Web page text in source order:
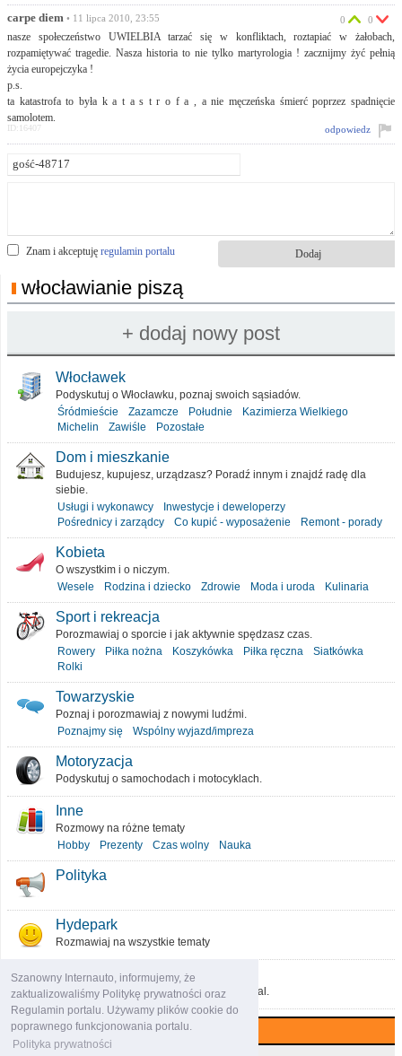
Szanowny Internauto, informujemy, że
zaktualizowaliśmy Politykę prywatności oraz
Regulamin portalu. Używamy plików cookie do
poprawnego funkcjonowania portalu.
Polityka prywatności
carpe diem • 11 lipca 2010, 23:55
nasze społeczeństwo UWIELBIA tarzać się w konfliktach, roztapiać w żałobach,
rozpamiętywać tragedie. Nasza historia to nie tylko martyrologia ! zacznijmy żyć pełnią
życia europejczyka !
p.s.
ta katastrofa to była k a t a s t r o f a , a nie męczeńska śmierć poprzez spadnięcie
samolotem.
0 0
odpowiedz
ID:16407
Znam i akceptuję regulamin portalu
włocławianie piszą
Włocławek
Podyskutuj o Włocławku, poznaj swoich sąsiadów.
Śródmieście
Zazamcze Południe
Kazimierza Wielkiego
Michelin
Zawiśle Pozostałe
Dom i mieszkanie
Budujesz, kupujesz, urządzasz? Poradź innym i znajdź radę dla
siebie.
Usługi i wykonawcy
Inwestycje i deweloperzy
Pośrednicy i zarządcy
Co kupić - wyposażenie Remont - porady
Kobieta
O wszystkim i o niczym.
Wesele
Rodzina i dziecko Zdrowie Moda i uroda Kulinaria
Sport i rekreacja
Porozmawiaj o sporcie i jak aktywnie spędzasz czas.
Rowery
Piłka nożna Koszykówka Piłka ręczna
Siatkówka
Rolki
Towarzyskie
Poznaj i porozmawiaj z nowymi ludźmi.
Poznajmy się
Wspólny wyjazd/impreza
Motoryzacja
Podyskutuj o samochodach i motocyklach.
Inne
Rozmowy na różne tematy
Hobby
Prezenty Czas wolny Nauka
Polityka
Hydepark
Rozmawiaj na wszystkie tematy
O portalu
Podziel się pomysłami, które ulepszą portal.
Najczęściej komentowane (7 dni)